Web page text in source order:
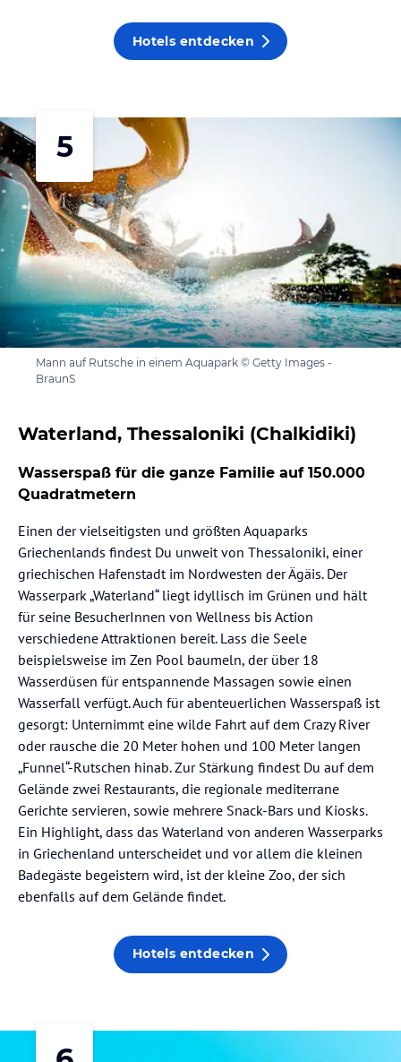
Hotels entdecken
5
Mann auf Rutsche in einem Aquapark © Getty Images -
BraunS
Waterland, Thessaloniki (Chalkidiki)
Wasserspaß für die ganze Familie auf 150.000
Quadratmetern
Einen der vielseitigsten und größten Aquaparks
Griechenlands findest Du unweit von Thessaloniki, einer
griechischen Hafenstadt im Nordwesten der Ägäis. Der
Wasserpark „Waterland“ liegt idyllisch im Grünen und hält
für seine BesucherInnen von Wellness bis Action
verschiedene Attraktionen bereit. Lass die Seele
beispielsweise im Zen Pool baumeln, der über 18
Wasserdüsen für entspannende Massagen sowie einen
Wasserfall verfügt. Auch für abenteuerlichen Wasserspaß ist
gesorgt: Unternimmt eine wilde Fahrt auf dem Crazy River
oder rausche die 20 Meter hohen und 100 Meter langen
„Funnel“-Rutschen hinab. Zur Stärkung findest Du auf dem
Gelände zwei Restaurants, die regionale mediterrane
Gerichte servieren, sowie mehrere Snack-Bars und Kiosks.
Ein Highlight, dass das Waterland von anderen Wasserparks
in Griechenland unterscheidet und vor allem die kleinen
Badegäste begeistern wird, ist der kleine Zoo, der sich
ebenfalls auf dem Gelände findet.
Hotels entdecken